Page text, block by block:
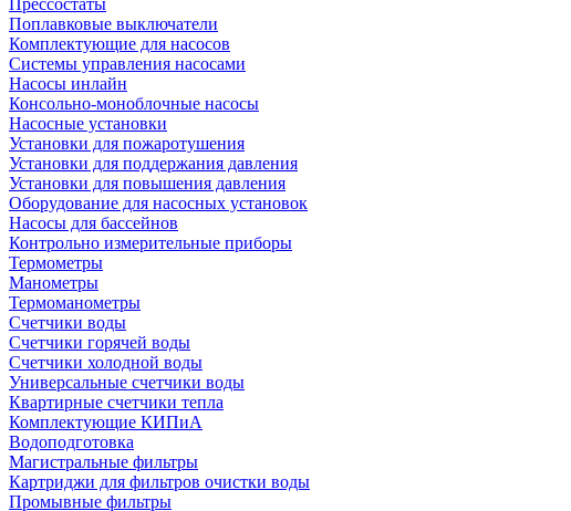
Прессостаты
Поплавковые выключатели
Комплектующие для насосов
Системы управления насосами
Насосы инлайн
Консольно-моноблочные насосы
Насосные установки
Установки для пожаротушения
Установки для поддержания давления
Установки для повышения давления
Оборудование для насосных установок
Насосы для бассейнов
Контрольно измерительные приборы
Термометры
Манометры
Термоманометры
Счетчики воды
Счетчики горячей воды
Счетчики холодной воды
Универсальные счетчики воды
Квартирные счетчики тепла
Комплектующие КИПиА
Водоподготовка
Магистральные фильтры
Картриджи для фильтров очистки воды
Промывные фильтры